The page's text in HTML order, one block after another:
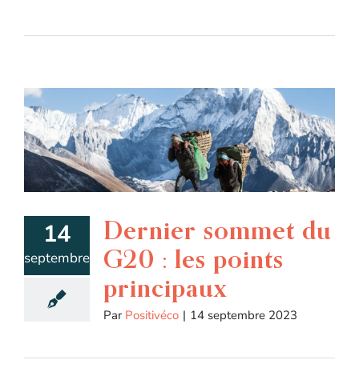
14
septembre
Dernier sommet du
G20 : les points
principaux
Par Positivéco | 14 septembre 2023